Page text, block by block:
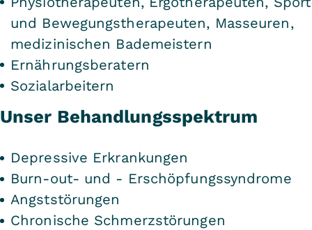
und Bewegungstherapeuten, Masseuren,
medizinischen Bademeistern
Ernährungsberatern
Sozialarbeitern
Unser Behandlungsspektrum
Depressive Erkrankungen
Burn-out- und - Erschöpfungssyndrome
Angststörungen
Chronische Schmerzstörungen